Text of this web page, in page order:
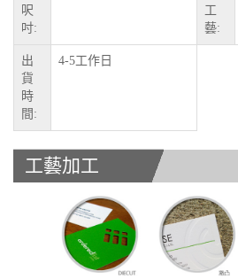
呎
吋:
工
藝:
出
貨
時
間:
4-5工作日
工藝加工